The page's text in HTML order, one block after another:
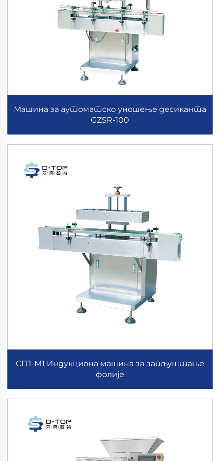
Машина за аутоматско уношење десиканта
GZSR-100
СГЛ-М1 Индукциона машина за запљуштање
фолије